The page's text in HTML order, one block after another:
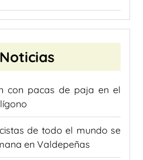
con pacas de paja en el
de todo el mundo se
en Valdepeñas